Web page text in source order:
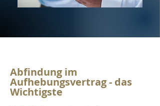
Abfindung im
Aufhebungsvertrag - das
Wichtigste